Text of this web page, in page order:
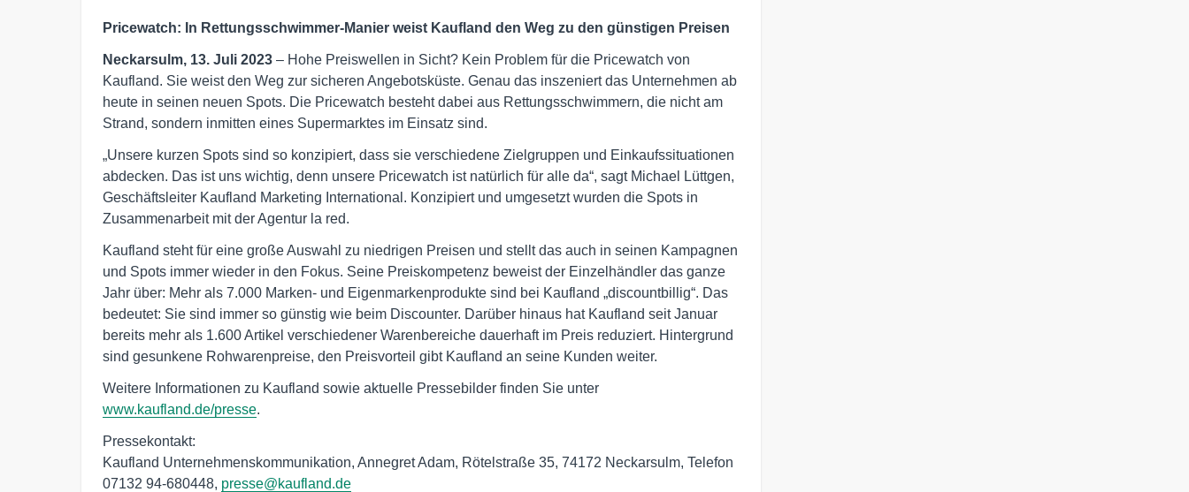
Pricewatch: In Rettungsschwimmer-Manier weist Kaufland den Weg zu den günstigen Preisen
Neckarsulm, 13. Juli 2023 – Hohe Preiswellen in Sicht? Kein Problem für die Pricewatch von
Kaufland. Sie weist den Weg zur sicheren Angebotsküste. Genau das inszeniert das Unternehmen ab
heute in seinen neuen Spots. Die Pricewatch besteht dabei aus Rettungsschwimmern, die nicht am
Strand, sondern inmitten eines Supermarktes im Einsatz sind.
„Unsere kurzen Spots sind so konzipiert, dass sie verschiedene Zielgruppen und Einkaufssituationen
abdecken. Das ist uns wichtig, denn unsere Pricewatch ist natürlich für alle da“, sagt Michael Lüttgen,
Geschäftsleiter Kaufland Marketing International. Konzipiert und umgesetzt wurden die Spots in
Zusammenarbeit mit der Agentur la red.
Kaufland steht für eine große Auswahl zu niedrigen Preisen und stellt das auch in seinen Kampagnen
und Spots immer wieder in den Fokus. Seine Preiskompetenz beweist der Einzelhändler das ganze
Jahr über: Mehr als 7.000 Marken- und Eigenmarkenprodukte sind bei Kaufland „discountbillig“. Das
bedeutet: Sie sind immer so günstig wie beim Discounter. Darüber hinaus hat Kaufland seit Januar
bereits mehr als 1.600 Artikel verschiedener Warenbereiche dauerhaft im Preis reduziert. Hintergrund
sind gesunkene Rohwarenpreise, den Preisvorteil gibt Kaufland an seine Kunden weiter.
Weitere Informationen zu Kaufland sowie aktuelle Pressebilder finden Sie unter
www.kaufland.de/presse.
Pressekontakt:
Kaufland Unternehmenskommunikation, Annegret Adam, Rötelstraße 35, 74172 Neckarsulm, Telefon
07132 94-680448, presse@kaufland.de